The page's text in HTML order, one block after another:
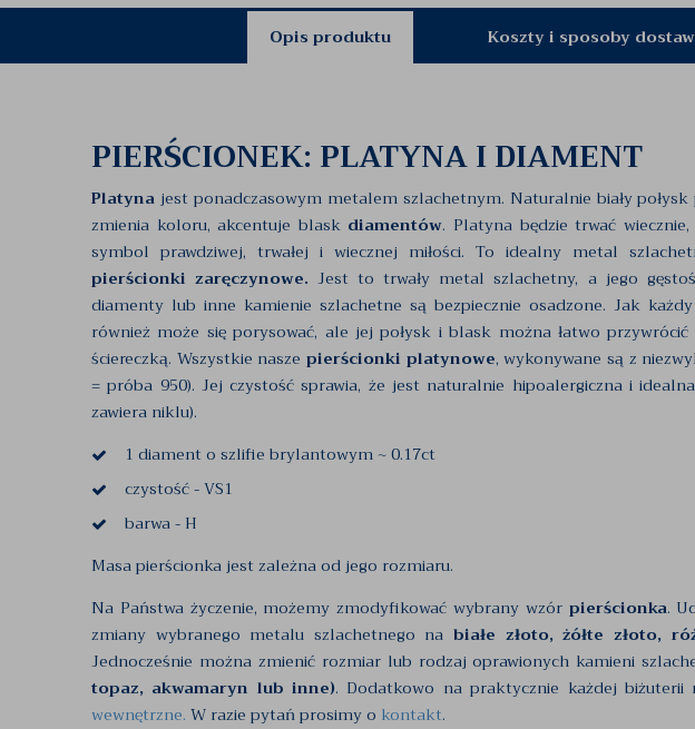
Opis produktu Koszty i sposoby
PIERŚCIONEK: PLATYNA I DIAMENT
Platyna jest ponadczasowym metalem szlachetnym. Naturalnie biały
zmienia koloru, akcentuje blask diamentów. Platyna będzie trwać
symbol prawdziwej, trwałej i wiecznej miłości. To idealny metal
pierścionki zaręczynowe. Jest to trwały metal szlachetny, a jego
diamenty lub inne kamienie szlachetne są bezpiecznie osadzone. Jak
również może się porysować, ale jej połysk i blask można łatwo
ściereczką. Wszystkie nasze pierścionki platynowe, wykonywane są z
= próba 950). Jej czystość sprawia, że jest naturalnie hipoalergiczna i
zawiera niklu).
1 diament o szlifie brylantowym ~ 0.17ct
czystość - VS1
barwa - H
Masa pierścionka jest zależna od jego rozmiaru.
Na Państwa życzenie, możemy zmodyfikować wybrany wzór pierścionka.
zmiany wybranego metalu szlachetnego nabiałe złoto, żółte złoto,
Jednocześnie można zmienić rozmiar lub rodzaj oprawionych kamieni
topaz, akwamaryn lub inne). Dodatkowo na praktycznie każdej biżuterii
wewnętrzne. W razie pytań prosimy o kontakt.